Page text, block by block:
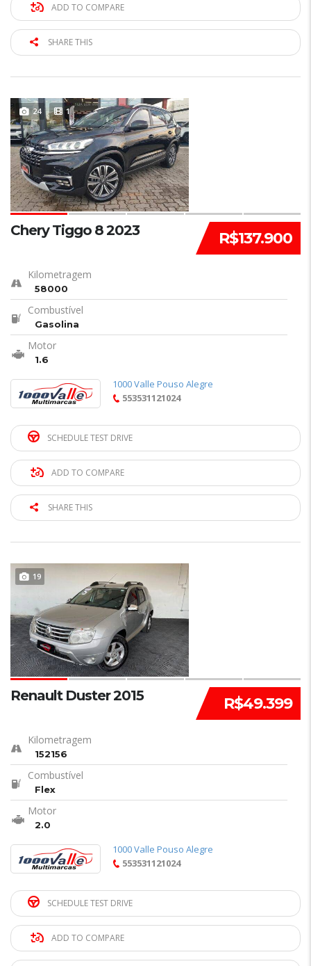
ADD TO COMPARE
SHARE THIS
24 1
R$137.900
Chery Tiggo 8 2023
Kilometragem
58000
Combustível
Gasolina
Motor
1.6
1000 Valle Pouso Alegre
553531121024
SCHEDULE TEST DRIVE
ADD TO COMPARE
SHARE THIS
19
R$49.399
Renault Duster 2015
Kilometragem
152156
Combustível
Flex
Motor
2.0
1000 Valle Pouso Alegre
553531121024
SCHEDULE TEST DRIVE
ADD TO COMPARE